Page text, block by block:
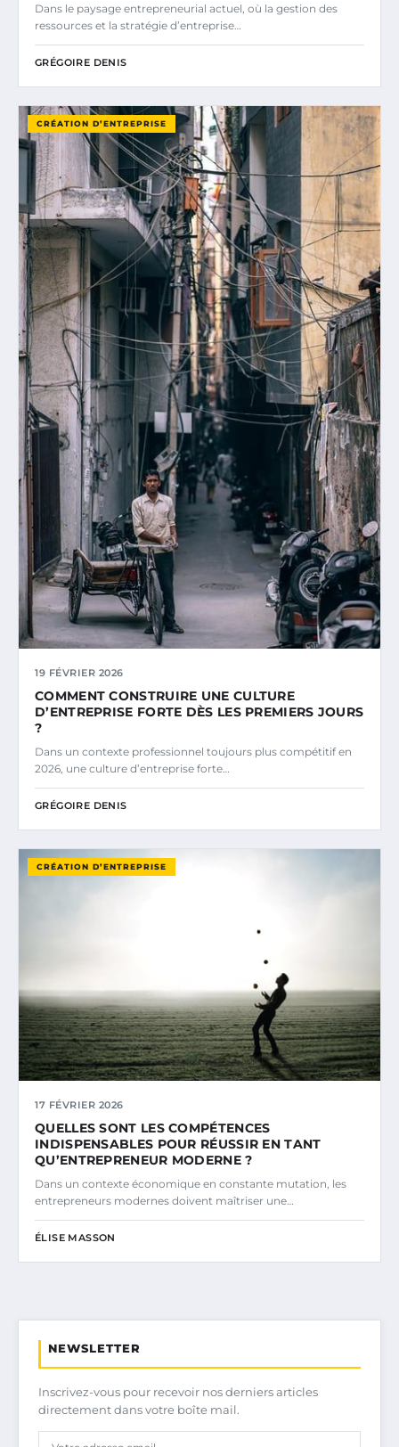
Dans le paysage entrepreneurial actuel, où la gestion des
ressources et la stratégie d’entreprise…
GRÉGOIRE DENIS
CRÉATION D’ENTREPRISE
19 FÉVRIER 2026
COMMENT CONSTRUIRE UNE CULTURE
D’ENTREPRISE FORTE DÈS LES PREMIERS JOURS
?
Dans un contexte professionnel toujours plus compétitif en
2026, une culture d’entreprise forte…
GRÉGOIRE DENIS
CRÉATION D’ENTREPRISE
17 FÉVRIER 2026
QUELLES SONT LES COMPÉTENCES
INDISPENSABLES POUR RÉUSSIR EN TANT
QU’ENTREPRENEUR MODERNE ?
Dans un contexte économique en constante mutation, les
entrepreneurs modernes doivent maîtriser une…
ÉLISE MASSON
NEWSLETTER
Inscrivez-vous pour recevoir nos derniers articles
directement dans votre boîte mail.